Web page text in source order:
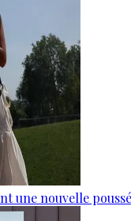
une nouvelle